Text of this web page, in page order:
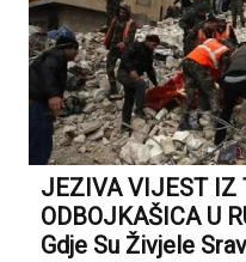
JEZIVA VIJEST IZ
ODBOJKAŠICA U
Gdje Su Živjele